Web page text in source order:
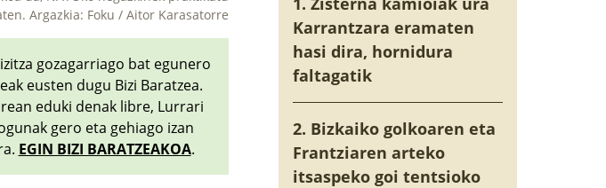
Argazkia: Foku / Aitor Karasatorre
gozagarriago bat egunero
eusten dugu Bizi Baratzea.
eduki denak libre, Lurrari
gero eta gehiago izan
EGIN BIZI BARATZEAKOA.
Karrantzara eramaten
hasi dira, hornidura
faltagatik
2. Bizkaiko golkoaren eta
Frantziaren arteko
itsaspeko goi tentsioko